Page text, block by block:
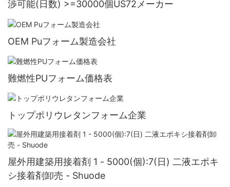
渉可能(日数) >=30000個US72メーカー
OEM Puフォーム製造会社
難燃性PUフォーム価格表
トップポリウレタンフォーム企業
屋外用建築用接着剤 1 - 5000(個):7(日) 二液エポキ
シ接着剤卸売 - Shuode